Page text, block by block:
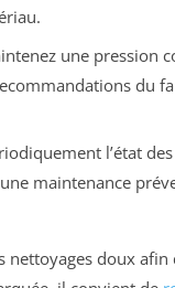
une pression
du
l’état
maintenance
nettoyages doux